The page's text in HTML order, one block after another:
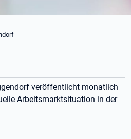
veröffentlicht monatlich
Arbeitsmarktsituation in der